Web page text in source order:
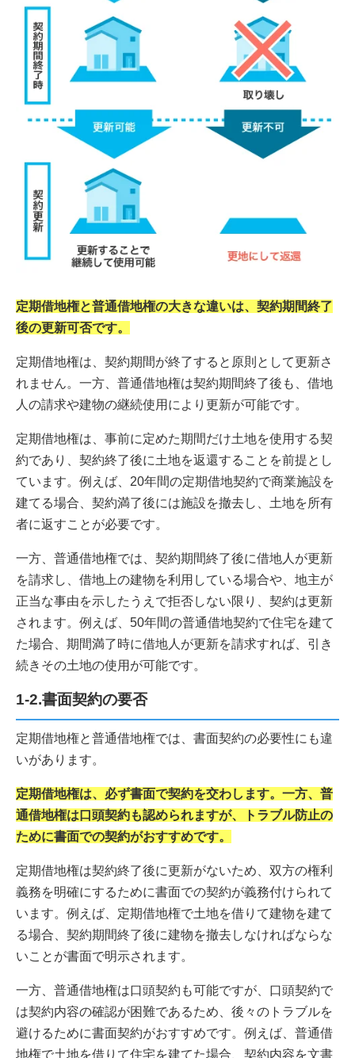
定期借地権と普通借地権の大きな違いは、契約期間終了
後の更新可否です。
定期借地権は、契約期間が終了すると原則として更新さ
れません。一方、普通借地権は契約期間終了後も、借地
人の請求や建物の継続使用により更新が可能です。
定期借地権は、事前に定めた期間だけ土地を使用する契
約であり、契約終了後に土地を返還することを前提とし
ています。例えば、20年間の定期借地契約で商業施設を
建てる場合、契約満了後には施設を撤去し、土地を所有
者に返すことが必要です。
一方、普通借地権では、契約期間終了後に借地人が更新
を請求し、借地上の建物を利用している場合や、地主が
正当な事由を示したうえで拒否しない限り、契約は更新
されます。例えば、50年間の普通借地契約で住宅を建て
た場合、期間満了時に借地人が更新を請求すれば、引き
続きその土地の使用が可能です。
1-2.書面契約の要否
定期借地権と普通借地権では、書面契約の必要性にも違
いがあります。
定期借地権は、必ず書面で契約を交わします。一方、普
通借地権は口頭契約も認められますが、トラブル防止の
ために書面での契約がおすすめです。
定期借地権は契約終了後に更新がないため、双方の権利
義務を明確にするために書面での契約が義務付けられて
います。例えば、定期借地権で土地を借りて建物を建て
る場合、契約期間終了後に建物を撤去しなければならな
いことが書面で明示されます。
一方、普通借地権は口頭契約も可能ですが、口頭契約で
は契約内容の確認が困難であるため、後々のトラブルを
避けるために書面契約がおすすめです。例えば、普通借
地権で土地を借りて住宅を建てた場合、契約内容を文書